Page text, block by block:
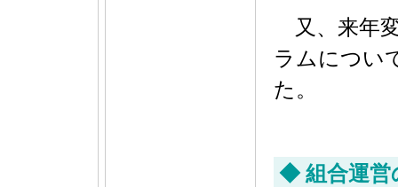
又、来年
ラムについ
た。
◆ 組合運営